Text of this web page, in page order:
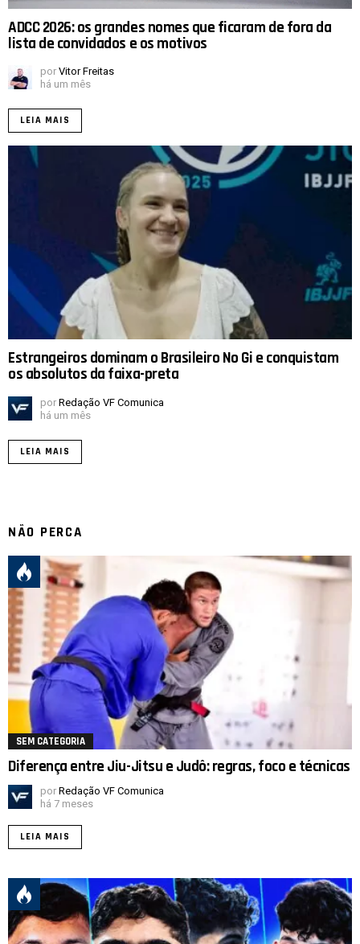
ADCC 2026: os grandes nomes que ficaram de fora da
lista de convidados e os motivos
por Vitor Freitas
há um mês
LEIA MAIS
Estrangeiros dominam o Brasileiro No Gi e conquistam
os absolutos da faixa-preta
por Redação VF Comunica
há um mês
LEIA MAIS
NÃO PERCA
SEM CATEGORIA
Diferença entre Jiu-Jitsu e Judô: regras, foco e técnicas
por Redação VF Comunica
há 7 meses
LEIA MAIS